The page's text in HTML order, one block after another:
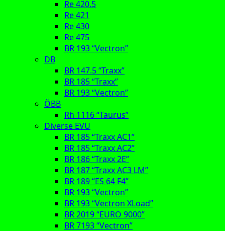
Re 420.5
Re 421
Re 430
Re 475
BR 193 “Vectron”
DB
BR 147.5 “Traxx”
BR 185 “Traxx”
BR 193 “Vectron”
ÖBB
Rh 1116 “Taurus”
Diverse EVU
BR 185 “Traxx AC1”
BR 185 “Traxx AC2”
BR 186 “Traxx 2E”
BR 187 “Traxx AC3 LM”
BR 189 “ES 64 F4”
BR 193 “Vectron”
BR 193 “Vectron XLoad”
BR 2019 “EURO 9000”
BR 7193 “Vectron”